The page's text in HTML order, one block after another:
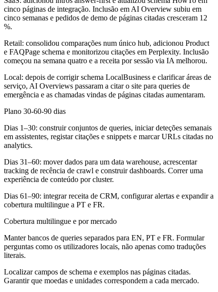
cinco páginas de integração. Inclusão em AI Overview subiu em
cinco semanas e pedidos de demo de páginas citadas cresceram 12
%.
Retail: consolidou comparações num único hub, adicionou Product
e FAQPage schema e monitorizou citações em Perplexity. Inclusão
começou na semana quatro e a receita por sessão via IA melhorou.
Local: depois de corrigir schema LocalBusiness e clarificar áreas de
serviço, AI Overviews passaram a citar o site para queries de
emergência e as chamadas vindas de páginas citadas aumentaram.
Plano 30-60-90 dias
Dias 1–30: construir conjuntos de queries, iniciar deteções semanais
em assistentes, registar citações e snippets e marcar URLs citadas no
analytics.
Dias 31–60: mover dados para um data warehouse, acrescentar
tracking de recência de crawl e construir dashboards. Correr uma
experiência de conteúdo por cluster.
Dias 61–90: integrar receita de CRM, configurar alertas e expandir a
cobertura multilingue a PT e FR.
Cobertura multilingue e por mercado
Manter bancos de queries separados para EN, PT e FR. Formular
perguntas como os utilizadores locais, não apenas como traduções
literais.
Localizar campos de schema e exemplos nas páginas citadas.
Garantir que moedas e unidades correspondem a cada mercado.